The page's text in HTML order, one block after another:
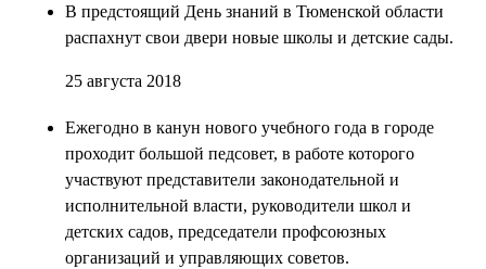
В предстоящий День знаний в Тюменской области
распахнут свои двери новые школы и детские сады.
25 августа 2018
Ежегодно в канун нового учебного года в городе
проходит большой педсовет, в работе которого
участвуют представители законодательной и
исполнительной власти, руководители школ и
детских садов, председатели профсоюзных
организаций и управляющих советов.